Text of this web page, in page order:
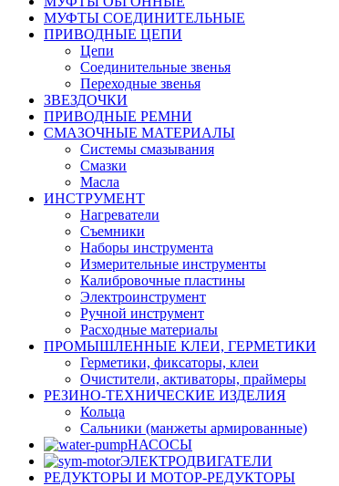
МУФТЫ СОЕДИНИТЕЛЬНЫЕ
ПРИВОДНЫЕ ЦЕПИ
Цепи
Соединительные звенья
Переходные звенья
ЗВЕЗДОЧКИ
ПРИВОДНЫЕ РЕМНИ
СМАЗОЧНЫЕ МАТЕРИАЛЫ
Системы смазывания
Смазки
Масла
ИНСТРУМЕНТ
Нагреватели
Съемники
Наборы инструмента
Измерительные инструменты
Калибровочные пластины
Электроинструмент
Ручной инструмент
Расходные материалы
ПРОМЫШЛЕННЫЕ КЛЕИ, ГЕРМЕТИКИ
Герметики, фиксаторы, клеи
Очистители, активаторы, праймеры
РЕЗИНО-ТЕХНИЧЕСКИЕ ИЗДЕЛИЯ
Кольца
Сальники (манжеты армированные)
НАСОСЫ
ЭЛЕКТРОДВИГАТЕЛИ
РЕДУКТОРЫ И МОТОР-РЕДУКТОРЫ